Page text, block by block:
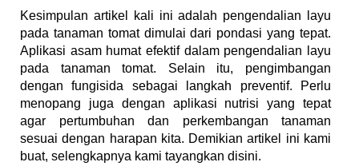
Kesimpulan artikel kali ini adalah pengendalian layu
pada tanaman tomat dimulai dari pondasi yang tepat.
Aplikasi asam humat efektif dalam pengendalian layu
pada tanaman tomat. Selain itu, pengimbangan
dengan fungisida sebagai langkah preventif. Perlu
menopang juga dengan aplikasi nutrisi yang tepat
agar pertumbuhan dan perkembangan tanaman
sesuai dengan harapan kita. Demikian artikel ini kami
buat, selengkapnya kami tayangkan disini.